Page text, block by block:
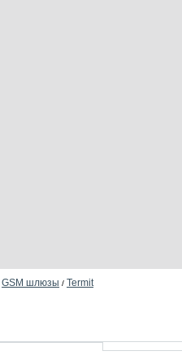
GSM шлюзы / Termit